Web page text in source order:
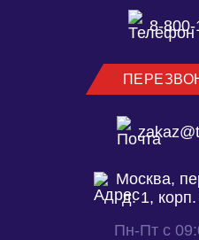
8-800-
Москва,
д. 1,
Пн-Пт с